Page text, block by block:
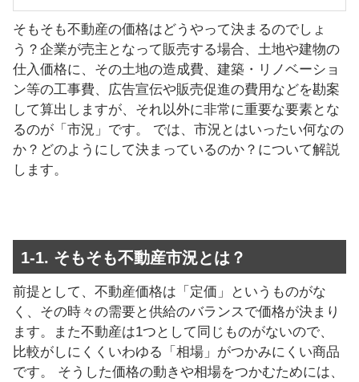
そもそも不動産の価格はどうやって決まるのでしょ
う？企業が売主となって販売する場合、土地や建物の
仕入価格に、その土地の造成費、建築・リノベーショ
ン等の工事費、広告宣伝や販売促進の費用などを勘案
して算出しますが、それ以外に非常に重要な要素とな
るのが「市況」です。 では、市況とはいったい何なの
か？どのようにして決まっているのか？について解説
します。
1-1. そもそも不動産市況とは？
前提として、不動産価格は「定価」というものがな
く、その時々の需要と供給のバランスで価格が決まり
ます。また不動産は1つとして同じものがないので、
比較がしにくくいわゆる「相場」がつかみにくい商品
です。 そうした価格の動きや相場をつかむためには、